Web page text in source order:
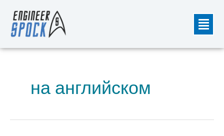
содержимому
на английском